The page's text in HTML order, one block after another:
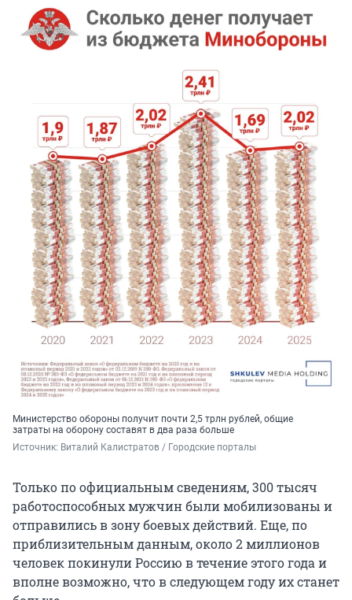
Министерство обороны получит почти 2,5 трлн рублей, общие
затраты на оборону составят в два раза больше
Источник: Виталий Калистратов / Городские порталы
Только по официальным сведениям, 300 тысяч
работоспособных мужчин были мобилизованы и
отправились в зону боевых действий. Еще, по
приблизительным данным, около 2 миллионов
человек покинули Россию в течение этого года и
вполне возможно, что в следующем году их станет